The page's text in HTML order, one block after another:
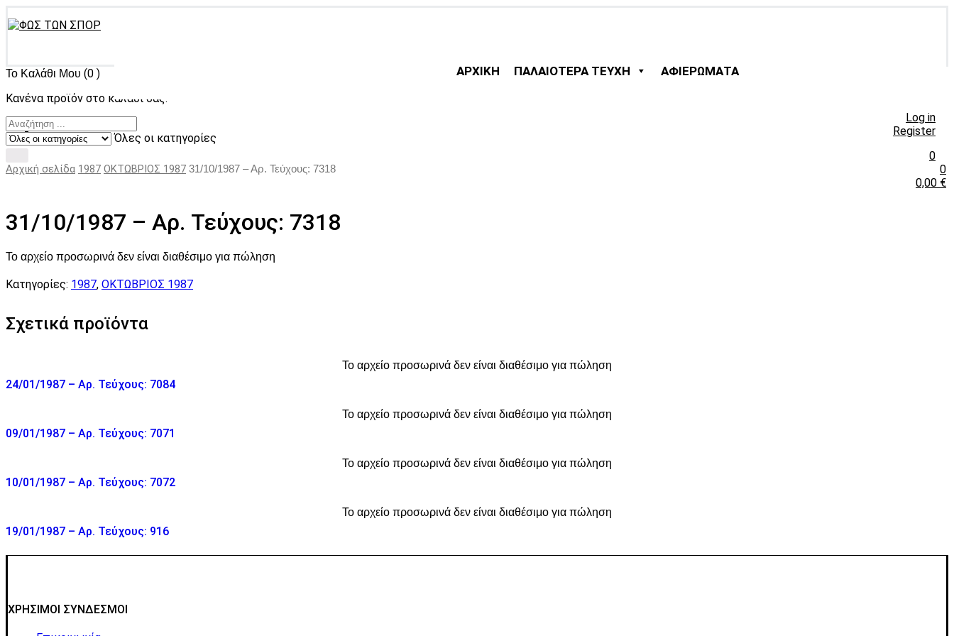
ΑΡΧΙΚΗ ΠΑΛΑΙΟΤΕΡΑ ΤΕΥΧΗ ΑΦΙΕΡΩΜΑΤΑ
Log in
Register
0
0
0,00 €
Το Καλάθι Μου (0 )
Κανένα προϊόν στο καλάθι σας.
Όλες οι κατηγορίες
Αρχική σελίδα 1987 ΟΚΤΩΒΡΙΟΣ 1987 31/10/1987 – Αρ. Τεύχους: 7318
31/10/1987 – Αρ. Τεύχους: 7318
Το αρχείο προσωρινά δεν είναι διαθέσιμο για πώληση
Κατηγορίες: 1987, ΟΚΤΩΒΡΙΟΣ 1987
Σχετικά προϊόντα
Το αρχείο προσωρινά δεν είναι διαθέσιμο για πώληση
24/01/1987 – Αρ. Τεύχους: 7084
Το αρχείο προσωρινά δεν είναι διαθέσιμο για πώληση
09/01/1987 – Αρ. Τεύχους: 7071
Το αρχείο προσωρινά δεν είναι διαθέσιμο για πώληση
10/01/1987 – Αρ. Τεύχους: 7072
Το αρχείο προσωρινά δεν είναι διαθέσιμο για πώληση
19/01/1987 – Αρ. Τεύχους: 916
ΧΡΗΣΙΜΟΙ ΣΥΝΔΕΣΜΟΙ